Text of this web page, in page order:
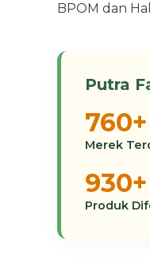
BPOM dan
Putra
760+
Merek
930+
Produk